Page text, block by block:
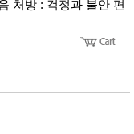
처방 : 걱정과 불안 편